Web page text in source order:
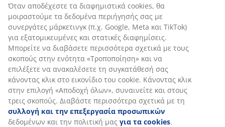
Επικοινωνία
ΕΠΙΚΟΙΝΩΝΙΑ ΜΕ ΤΗΝ ΕΞΥΠΗΡΕΤΗΣΗ ΠΕΛΑΤΩΝ
47 ΧΡΟΝΙΑ ΜΕ ΕΞΑΙΡΕΤΙΚΕΣ ΠΡΟΣΦΟΡΕΣ
Περισσότερα από 3600 καταστήματα παγκοσμίως σε 49
χώρες.
Όταν αποδέχεστε τα διαφημιστικά cookies, θα
μοιραστούμε τα δεδομένα περιήγησής σας με
συνεργάτες μάρκετινγκ (π.χ. Google, Meta και TikTok)
για εξατομικευμένες και στατικές διαφημίσεις.
Μπορείτε να διαβάσετε περισσότερα σχετικά με τους
σκοπούς στην ενότητα «Τροποποίηση» και να
επιλέξετε να ανακαλέσετε τη συγκατάθεσή σας
κάνοντας κλικ στο εικονίδιο του cookie. Κάνοντας κλικ
στην επιλογή «Αποδοχή όλων», συναινείτε και στους
τρεις σκοπούς. Διαβάστε περισσότερα σχετικά με τη
συλλογή και την επεξεργασία προσωπικών
δεδομένων και την πολιτική μας για τα cookies.